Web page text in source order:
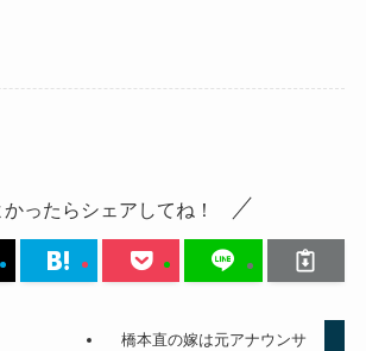
かったらシェアしてね！
橋本直の嫁は元アナウンサ